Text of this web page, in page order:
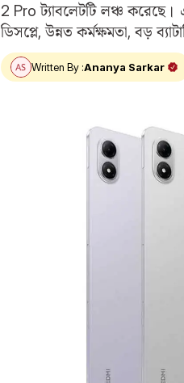
2 Pro ট্যাবলেটটি লঞ্চ
ডিসপ্লে, উন্নত কর্মক্ষমতা, বড়
Written By :Ananya Sarkar